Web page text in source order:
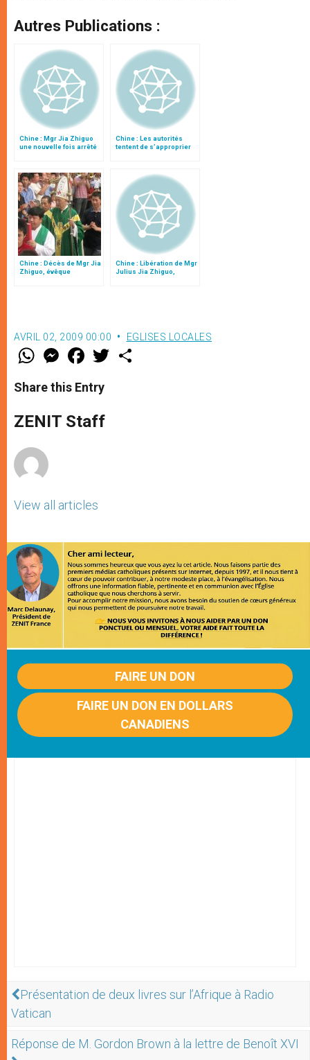
Autres Publications :
Chine : Mgr Jia Zhiguo
une nouvelle fois arrêté
Chine : Les autorités
tentent de s’approprier
Chine : Décès de Mgr Jia
Zhiguo, évêque
Chine : Libération de Mgr
Julius Jia Zhiguo,
AVRIL 02, 2009 00:00 EGLISES LOCALES
W
t
s
p
p
M
e
s
e
g
e
F
a
e
b
o
k
w
Share this Entry
ZENIT Staff
View all articles
FAIRE UN DON
FAIRE UN DON EN DOLLARS
CANADIENS
Présentation de deux livres sur l’Afrique à Radio
Vatican
Réponse de M. Gordon Brown à la lettre de Benoît XVI